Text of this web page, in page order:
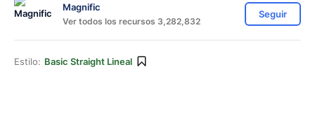
Magnific
Ver todos los recursos 3,282,832
Seguir
Estilo: Basic Straight Lineal